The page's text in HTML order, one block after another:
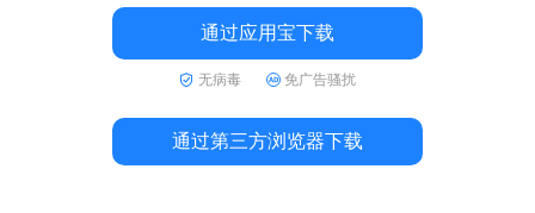
通过应用宝下载
无病毒 免广告骚扰
通过第三方浏览器下载